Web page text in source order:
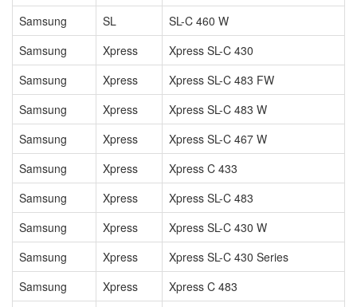
Samsung
SL
SL-C 460 W
Samsung
Xpress
Xpress SL-C 430
Samsung
Xpress
Xpress SL-C 483 FW
Samsung
Xpress
Xpress SL-C 483 W
Samsung
Xpress
Xpress SL-C 467 W
Samsung
Xpress
Xpress C 433
Samsung
Xpress
Xpress SL-C 483
Samsung
Xpress
Xpress SL-C 430 W
Samsung
Xpress
Xpress SL-C 430 Series
Samsung
Xpress
Xpress C 483